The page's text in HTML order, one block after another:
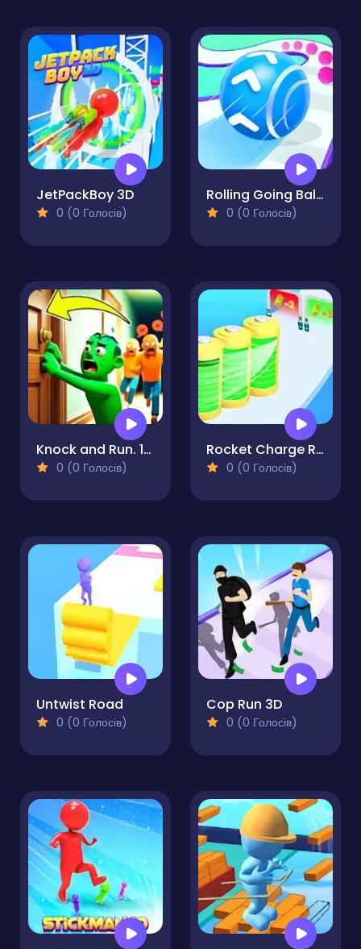
JetPackBoy 3D
0 (0 Голосів)
Rolling Going Balls
0 (0 Голосів)
Knock and Run. 100 Doors Escape
0 (0 Голосів)
Rocket Charge Run
0 (0 Голосів)
Untwist Road
0 (0 Голосів)
Cop Run 3D
0 (0 Голосів)